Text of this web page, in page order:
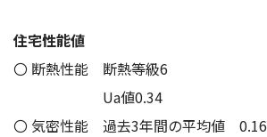
住宅性能値
〇 断熱性能 断熱等級6
Ua値0.34
〇 気密性能 過去3年間の平均値 0.16